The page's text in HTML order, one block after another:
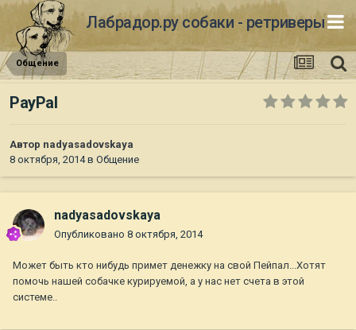
Лабрадор.ру собаки - ретриверы
Общение
PayPal
Автор nadyasadovskaya
8 октября, 2014в Общение
nadyasadovskaya
Опубликовано 8 октября, 2014
Может быть кто нибудь примет денежку на свой Пейпал...Хотят
помочь нашей собачке курируемой, а у нас нет счета в этой
системе..